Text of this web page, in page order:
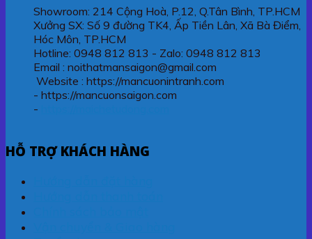
Showroom: 214 Cộng Hoà, P.12, Q.Tân Bình, TP.HCM
Xưởng SX: Số 9 đường TK4, Ấp Tiền Lân, Xã Bà Điểm,
Hóc Môn, TP.HCM
Hotline: 0948 812 813 - Zalo: 0948 812 813
Email : noithatmansaigon@gmail.com
Website : https://mancuonintranh.com
- https://mancuonsaigon.com
-
HỖ TRỢ KHÁCH HÀNG